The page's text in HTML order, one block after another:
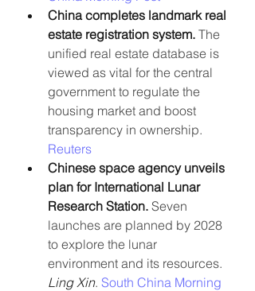
China completes landmark real
estate registration system. The
unified real estate database is
viewed as vital for the central
government to regulate the
housing market and boost
transparency in ownership.
Reuters
Chinese space agency unveils
plan for International Lunar
Research Station. Seven
launches are planned by 2028
to explore the lunar
environment and its resources.
Ling Xin. South China Morning